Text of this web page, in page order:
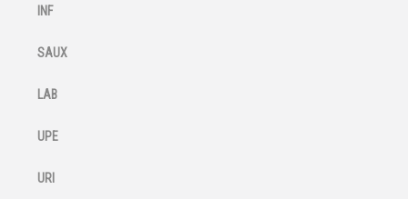
INF
SAUX
LAB
UPE
URI